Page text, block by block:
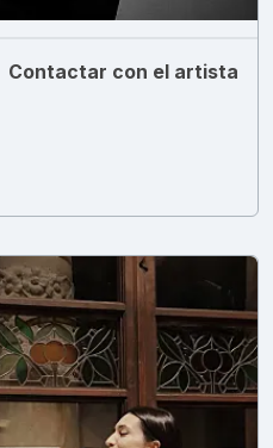
Contactar con el artista